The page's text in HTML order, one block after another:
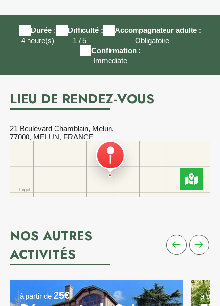
Durée :
4 heure(s)
Difficulté :
1 / 5
Accompagnateur adulte :
Obligatoire
Confirmation :
Immédiate
LIEU DE RENDEZ-VOUS
21 Boulevard Chamblain, Melun,
77000, MELUN, FRANCE
NOS AUTRES
ACTIVITÉS
à partir de 25€ à